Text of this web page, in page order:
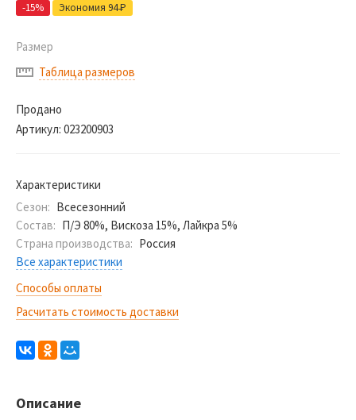
-15% Экономия 94Р
Размер
Таблица размеров
Продано
Артикул: 023200903
Характеристики
Сезон: Всесезонний
Состав: П/Э 80%, Вискоза 15%, Лайкра 5%
Страна производства: Россия
Все характеристики
Способы оплаты
Расчитать стоимость доставки
Описание